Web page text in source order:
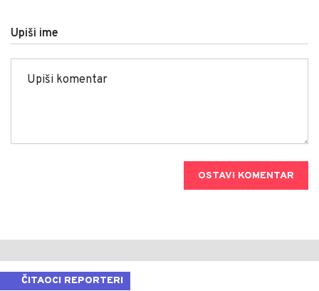
Upiši ime
OSTAVI KOMENTAR
ČITAOCI REPORTERI